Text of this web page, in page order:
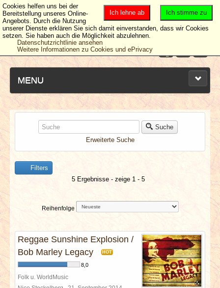
MENU
NEUESTE ARTIKEL
NEWS & DATES
BERICHTE
VERLOSUNGEN
SPECIALS
REDAKTION
Suche
Erweiterte Suche
Filters
5 Ergebnisse - zeige 1 - 5
Reihenfolge
Reggae Sunshine Explosion /
Bob Marley Legacy
HOT
8,0
Folk u. WorldMusic
Ich stimme zu
Ich lehne ab
Cookies helfen uns bei der
Bereitstellung unseres Online-
Angebots. Durch die Nutzung
unserer Dienste erklären Sie sich damit einverstanden, dass wir Cookies
setzen. Sie haben auch die Möglichkeit abzulehnen.
Datenschutzrichtlinie ansehen
Weitere Informationen zu Cookies und ePrivacy